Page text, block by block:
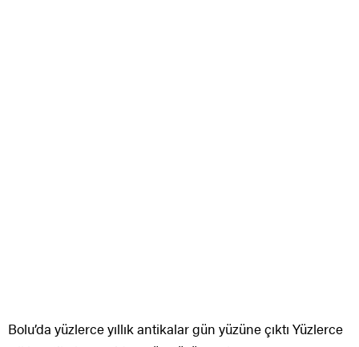
Bolu’da yüzlerce yıllık antikalar gün yüzüne çıktı Yüzlerce